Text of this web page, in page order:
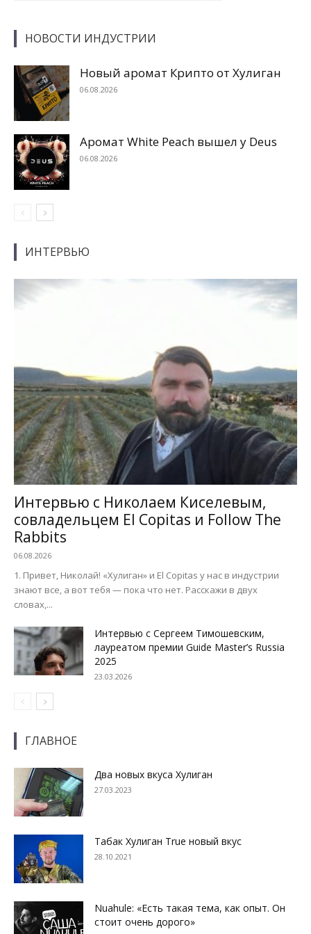
НОВОСТИ ИНДУСТРИИ
Новый аромат Крипто от Хулиган
06.08.2026
Аромат White Peach вышел у Deus
06.08.2026
ИНТЕРВЬЮ
Интервью с Николаем Киселевым,
совладельцем El Copitas и Follow The
Rabbits
06.08.2026
1. Привет, Николай! «Хулиган» и El Copitas у нас в индустрии
знают все, а вот тебя — пока что нет. Расскажи в двух
словах,...
Интервью с Сергеем Тимошевским,
лауреатом премии Guide Master’s Russia
2025
23.03.2026
ГЛАВНОЕ
Два новых вкуса Хулиган
27.03.2023
Табак Хулиган True новый вкус
28.10.2021
Nuahule: «Есть такая тема, как опыт. Он
стоит очень дорого»